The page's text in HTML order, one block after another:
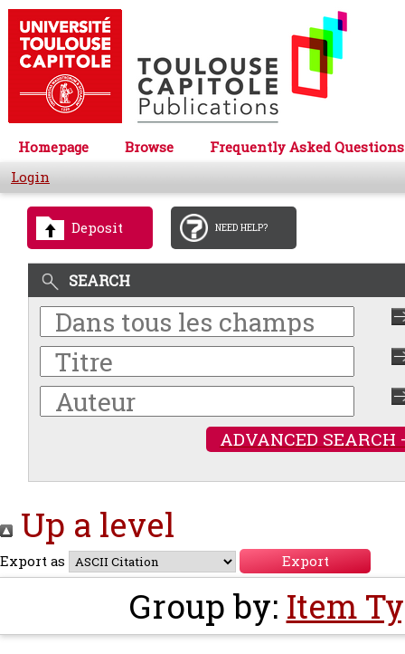
Homepage Browse
Frequently Asked Questions
Login
Deposit NEED HELP?
SEARCH
ADVANCED SEARCH
Up a level
Export as
Group by: Item